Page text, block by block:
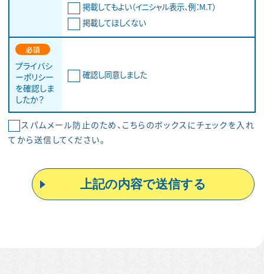
掲載してもよい（イニシャル表示、例：M.T）
掲載してほしくない
必須
プライバシ
ーポリシー
を確認しま
したか？
確認し同意しました
スパムメール防止のため、こちらのボックスにチェックを入れ
てから送信してください。